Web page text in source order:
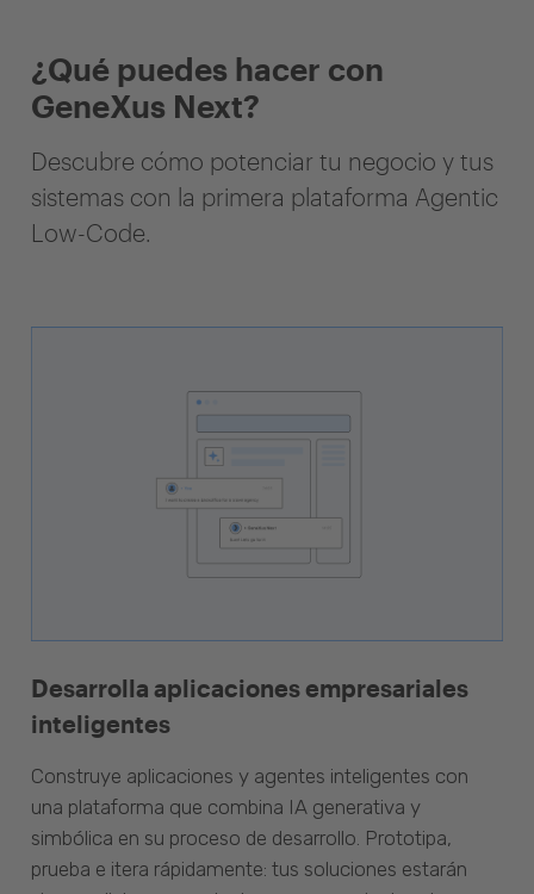
¿Qué puedes hacer con
GeneXus Next?
Descubre cómo potenciar tu negocio y tus
sistemas con la primera plataforma Agentic
Low-Code.
Desarrolla aplicaciones empresariales
inteligentes
Construye aplicaciones y agentes inteligentes con
una plataforma que combina IA generativa y
simbólica en su proceso de desarrollo. Prototipa,
prueba e itera rápidamente: tus soluciones estarán